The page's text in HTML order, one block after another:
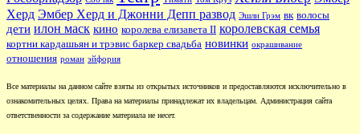
Херд Эмбер Херд и Джонни Депп развод Эшли Грэм вк волосы
дети илон маск кино королева елизавета II королевская семья
кортни кардашьян и трэвис баркер свадьба новинки окрашивание
отношения роман эйфория
Все материалы на данном сайте взяты из открытых источников и предоставляются исключительно в
ознакомительных целях. Права на материалы принадлежат их владельцам. Администрация сайта
ответственности за содержание материала не несет.